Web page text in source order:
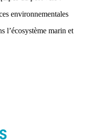
environnementales
l’écosystème marin et